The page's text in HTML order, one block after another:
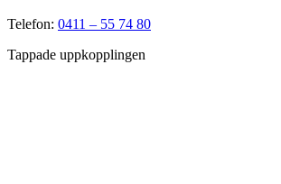
Telefon: 0411 – 55 74 80
Tappade uppkopplingen